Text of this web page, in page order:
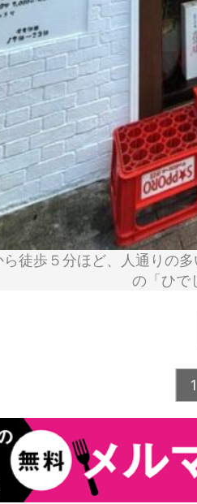
徒歩５分ほど、人通りの
の「ひで
1